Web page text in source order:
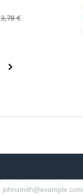
3,78€